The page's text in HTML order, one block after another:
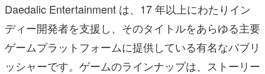
Daedalic Entertainment は、17 年以上にわたりイン
ディー開発者を支援し、そのタイトルをあらゆる主要
ゲームプラットフォームに提供している有名なパブリ
ッシャーです。ゲームのラインナップは、ストーリー